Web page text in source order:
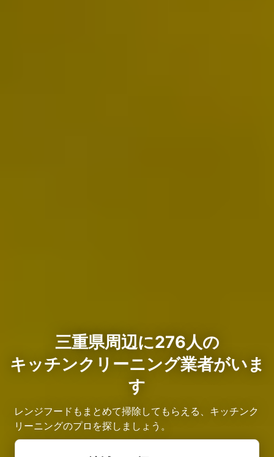
三重県周辺に276人の
キッチンクリーニング業者がいま
す
レンジフードもまとめて掃除してもらえる、キッチンク
リーニングのプロを探しましょう。